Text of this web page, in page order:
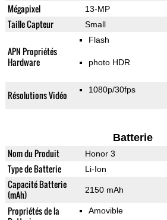
Mégapixel 13-MP
Taille Capteur Small
APN Propriétés
Hardware
Flash
photo HDR
Résolutions Vidéo 1080p/30fps
Batterie
Nom du Produit Honor 3
Type de Batterie Li-Ion
Capacité Batterie
(mAh)
2150 mAh
Propriétés de la
Amovible